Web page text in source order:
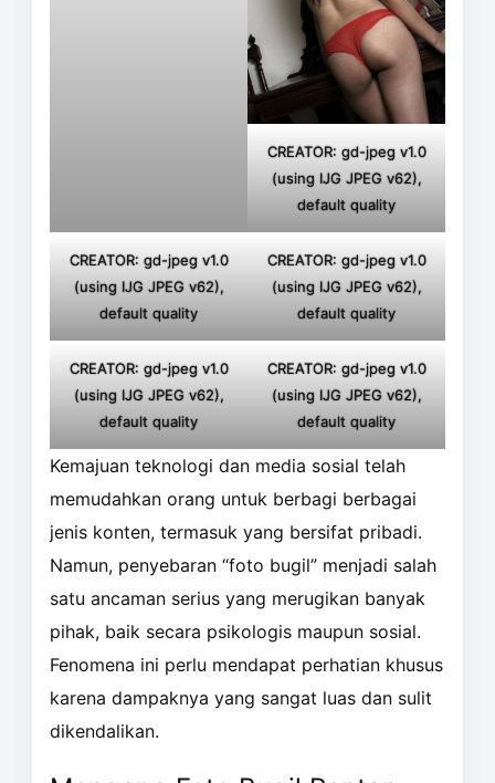
CREATOR: gd-jpeg v1.0
(using IJG JPEG v62),
default quality
CREATOR: gd-jpeg v1.0
(using IJG JPEG v62),
default quality
CREATOR: gd-jpeg v1.0
(using IJG JPEG v62),
default quality
CREATOR: gd-jpeg v1.0
(using IJG JPEG v62),
default quality
CREATOR: gd-jpeg v1.0
(using IJG JPEG v62),
default quality
Kemajuan teknologi dan media sosial telah
memudahkan orang untuk berbagi berbagai
jenis konten, termasuk yang bersifat pribadi.
Namun, penyebaran “foto bugil” menjadi salah
satu ancaman serius yang merugikan banyak
pihak, baik secara psikologis maupun sosial.
Fenomena ini perlu mendapat perhatian khusus
karena dampaknya yang sangat luas dan sulit
dikendalikan.